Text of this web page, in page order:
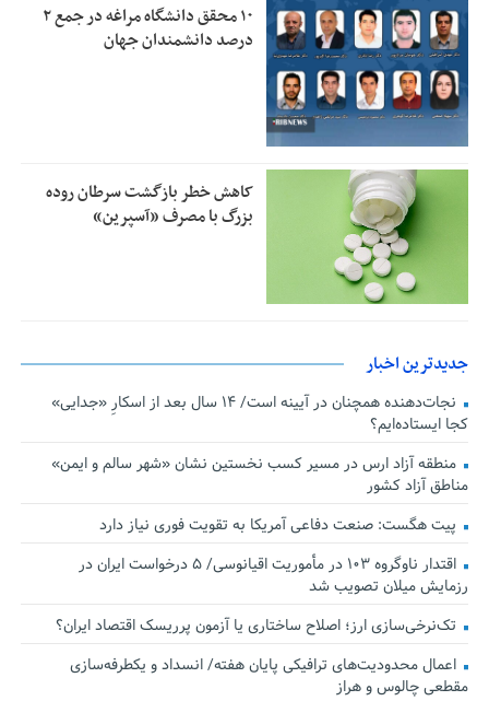
۱۰ محقق دانشگاه مراغه در جمع ۲
درصد دانشمندان جهان
کاهش خطر بازگشت سرطان روده
بزرگ با مصرف «آسپرین»
جدیدترین اخبار
نجات‌دهنده‌ همچنان در آیینه است/ ۱۴ سال بعد از اسکارِ «جدایی»
کجا ایستاده‌ایم؟
منطقه آزاد ارس در مسیر کسب نخستین نشان «شهر سالم و ایمن»
مناطق آزاد کشور
پیت هگست: صنعت دفاعی آمریکا به تقویت فوری نیاز دارد
اقتدار ناوگروه ۱۰۳ در مأموریت‌ اقیانوسی/ ۵ درخواست ایران در
رزمایش میلان تصویب شد
تک‌نرخی‌سازی ارز؛ اصلاح ساختاری یا آزمون پرریسک اقتصاد ایران؟
اعمال محدودیت‌های ترافیکی پایان هفته/ انسداد و یکطرفه‌سازی
مقطعی چالوس و هراز